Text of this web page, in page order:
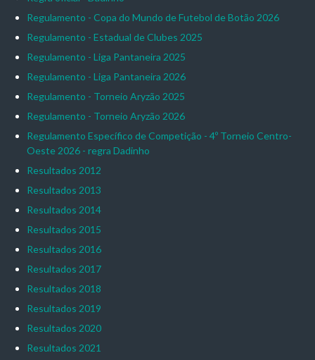
Regulamento - Copa do Mundo de Futebol de Botão 2026
Regulamento - Estadual de Clubes 2025
Regulamento - Liga Pantaneira 2025
Regulamento - Liga Pantaneira 2026
Regulamento - Torneio Aryzão 2025
Regulamento - Torneio Aryzão 2026
Regulamento Específico de Competição - 4º Torneio Centro-
Oeste 2026 - regra Dadinho
Resultados 2012
Resultados 2013
Resultados 2014
Resultados 2015
Resultados 2016
Resultados 2017
Resultados 2018
Resultados 2019
Resultados 2020
Resultados 2021